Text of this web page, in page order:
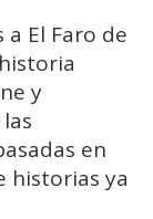
El Faro de
y
en
historias ya